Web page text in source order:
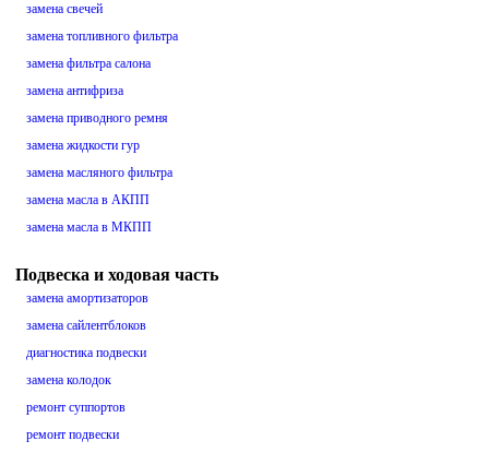
замена свечей
замена топливного фильтра
замена фильтра салона
замена антифриза
замена приводного ремня
замена жидкости гур
замена масляного фильтра
замена масла в АКПП
замена масла в МКПП
Подвеска и ходовая часть
замена амортизаторов
замена сайлентблоков
диагностика подвески
замена колодок
ремонт суппортов
ремонт подвески